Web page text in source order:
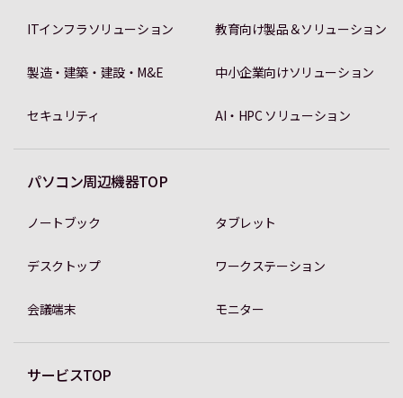
ITインフラソリューション 教育向け製品＆ソリューション
製造・建築・建設・M&E 中小企業向けソリューション
セキュリティ AI・HPC ソリューション
パソコン周辺機器TOP
ノートブック タブレット
デスクトップ ワークステーション
会議端末 モニター
サービスTOP